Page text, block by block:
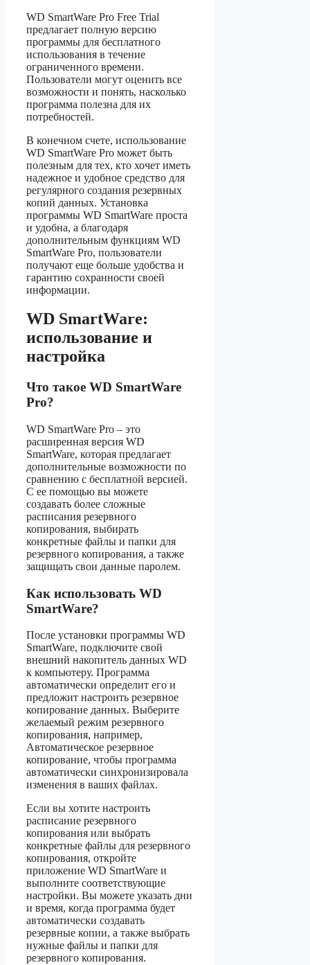
WD SmartWare Pro Free Trial
предлагает полную версию
программы для бесплатного
использования в течение
ограниченного времени.
Пользователи могут оценить все
возможности и понять, насколько
программа полезна для их
потребностей.
В конечном счете, использование
WD SmartWare Pro может быть
полезным для тех, кто хочет иметь
надежное и удобное средство для
регулярного создания резервных
копий данных. Установка
программы WD SmartWare проста
и удобна, а благодаря
дополнительным функциям WD
SmartWare Pro, пользователи
получают еще больше удобства и
гарантию сохранности своей
информации.
WD SmartWare:
использование и
настройка
Что такое WD SmartWare
Pro?
WD SmartWare Pro – это
расширенная версия WD
SmartWare, которая предлагает
дополнительные возможности по
сравнению с бесплатной версией.
С ее помощью вы можете
создавать более сложные
расписания резервного
копирования, выбирать
конкретные файлы и папки для
резервного копирования, а также
защищать свои данные паролем.
Как использовать WD
SmartWare?
После установки программы WD
SmartWare, подключите свой
внешний накопитель данных WD
к компьютеру. Программа
автоматически определит его и
предложит настроить резервное
копирование данных. Выберите
желаемый режим резервного
копирования, например,
Автоматическое резервное
копирование, чтобы программа
автоматически синхронизировала
изменения в ваших файлах.
Если вы хотите настроить
расписание резервного
копирования или выбрать
конкретные файлы для резервного
копирования, откройте
приложение WD SmartWare и
выполните соответствующие
настройки. Вы можете указать дни
и время, когда программа будет
автоматически создавать
резервные копии, а также выбрать
нужные файлы и папки для
резервного копирования.